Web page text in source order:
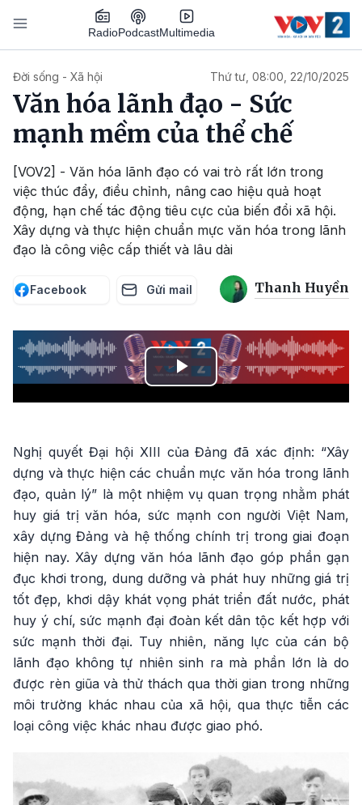
Nhảy đến nội dung
RadioPodcastMultimedia
Đời sống - Xã hội Thứ tư, 08:00, 22/10/2025
Văn hóa lãnh đạo - Sức
mạnh mềm của thể chế
[VOV2] - Văn hóa lãnh đạo có vai trò rất lớn trong
việc thúc đẩy, điều chỉnh, nâng cao hiệu quả hoạt
động, hạn chế tác động tiêu cực của biến đổi xã hội.
Xây dựng và thực hiện chuẩn mực văn hóa trong lãnh
đạo là công việc cấp thiết và lâu dài
Facebook Gửi mail Thanh Huyền
Play
Nghị quyết Đại hội XIII của Đảng đã xác định: “Xây
dựng và thực hiện các chuẩn mực văn hóa trong lãnh
đạo, quản lý” là một nhiệm vụ quan trọng nhằm phát
huy giá trị văn hóa, sức mạnh con người Việt Nam,
xây dựng Đảng và hệ thống chính trị trong giai đoạn
hiện nay. Xây dựng văn hóa lãnh đạo góp phần gạn
đục khơi trong, dung dưỡng và phát huy những giá trị
tốt đẹp, khơi dậy khát vọng phát triển đất nước, phát
huy ý chí, sức mạnh đại đoàn kết dân tộc kết hợp với
sức mạnh thời đại. Tuy nhiên, năng lực của cán bộ
lãnh đạo không tự nhiên sinh ra mà phần lớn là do
được rèn giũa và thử thách qua thời gian trong những
môi trường khác nhau của xã hội, qua thực tiễn các
loại công việc khác nhau được giao phó.